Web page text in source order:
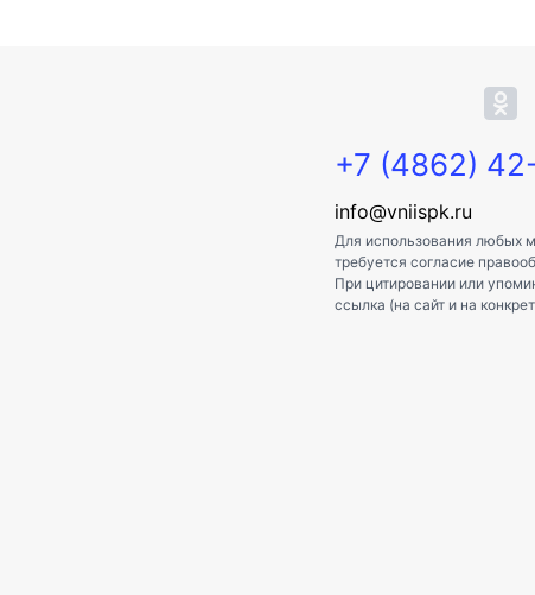
+7 (4862)
info@vniispk.ru
Для использования любых
требуется согласие
При цитировании или
ссылка (на сайт и на